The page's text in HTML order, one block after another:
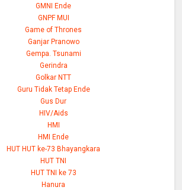
GMNI Ende
GNPF MUI
Game of Thrones
Ganjar Pranowo
Gempa. Tsunami
Gerindra
Golkar NTT
Guru Tidak Tetap Ende
Gus Dur
HIV/Aids
HMI
HMI Ende
HUT HUT ke-73 Bhayangkara
HUT TNI
HUT TNI ke 73
Hanura